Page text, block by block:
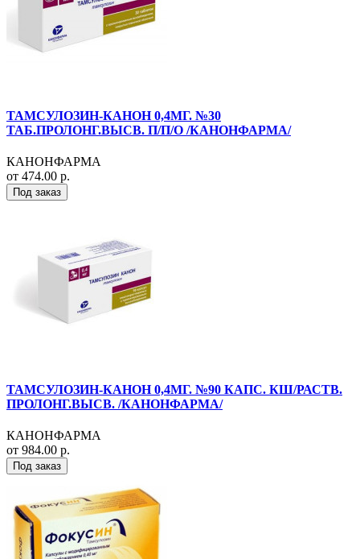
ТАМСУЛОЗИН-КАНОН 0,4МГ. №30
ТАБ.ПРОЛОНГ.ВЫСВ. П/П/О /КАНОНФАРМА/
КАНОНФАРМА
от 474.00 р.
Под заказ
ТАМСУЛОЗИН-КАНОН 0,4МГ. №90 КАПС. КШ/РАСТВ.
ПРОЛОНГ.ВЫСВ. /КАНОНФАРМА/
КАНОНФАРМА
от 984.00 р.
Под заказ